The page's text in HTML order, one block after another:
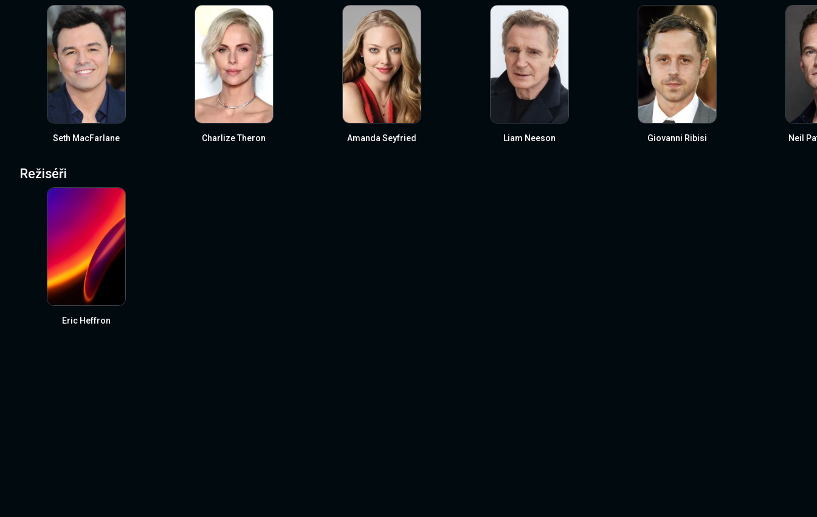
Seth MacFarlane Charlize Theron Amanda Seyfried Liam Neeson Giovanni Ribisi Neil
Režiséři
Eric Heffron